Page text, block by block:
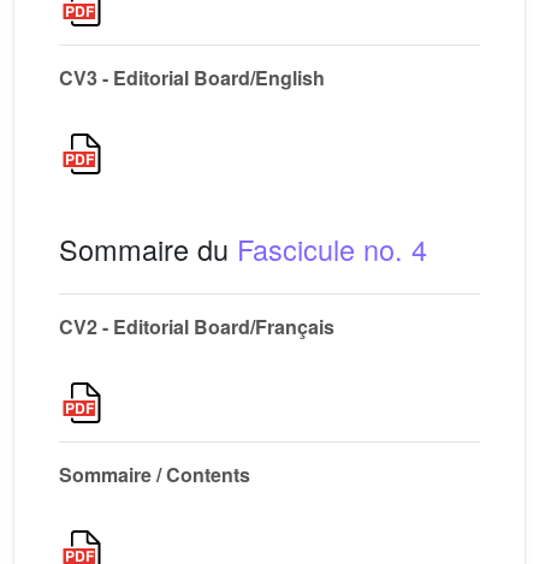
CV3 - Editorial Board/English
Sommaire du Fascicule no. 4
CV2 - Editorial Board/Français
Sommaire / Contents